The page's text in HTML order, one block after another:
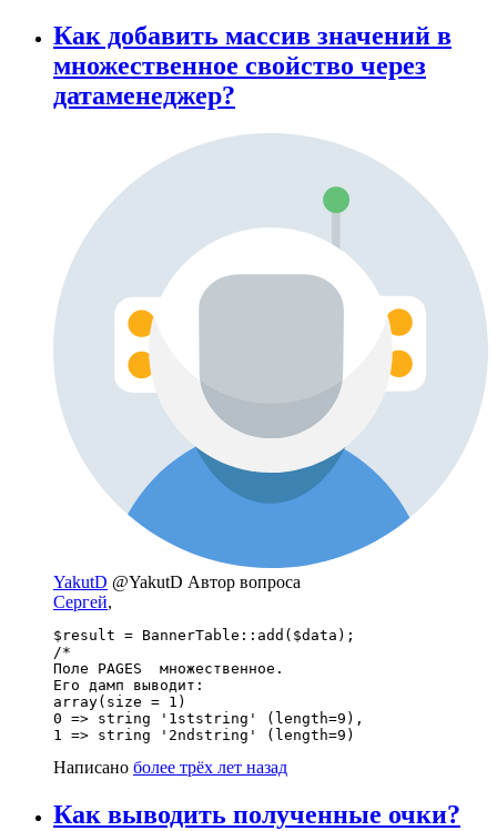
Как добавить массив значений в
множественное свойство через
датаменеджер?
YakutD @YakutD Автор вопроса
Сергей,
$result = BannerTable::add($data);
/*
Поле PAGES  множественное.
Его дамп выводит:
array(size = 1)
0 => string '1ststring' (length=9),
1 => string '2ndstring' (length=9)
Написано более трёх лет назад
Как выводить полученные очки?